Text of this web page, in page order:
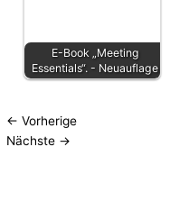
E-Book „Meeting
Essentials“. - Neuauflage
← Vorherige
Nächste →